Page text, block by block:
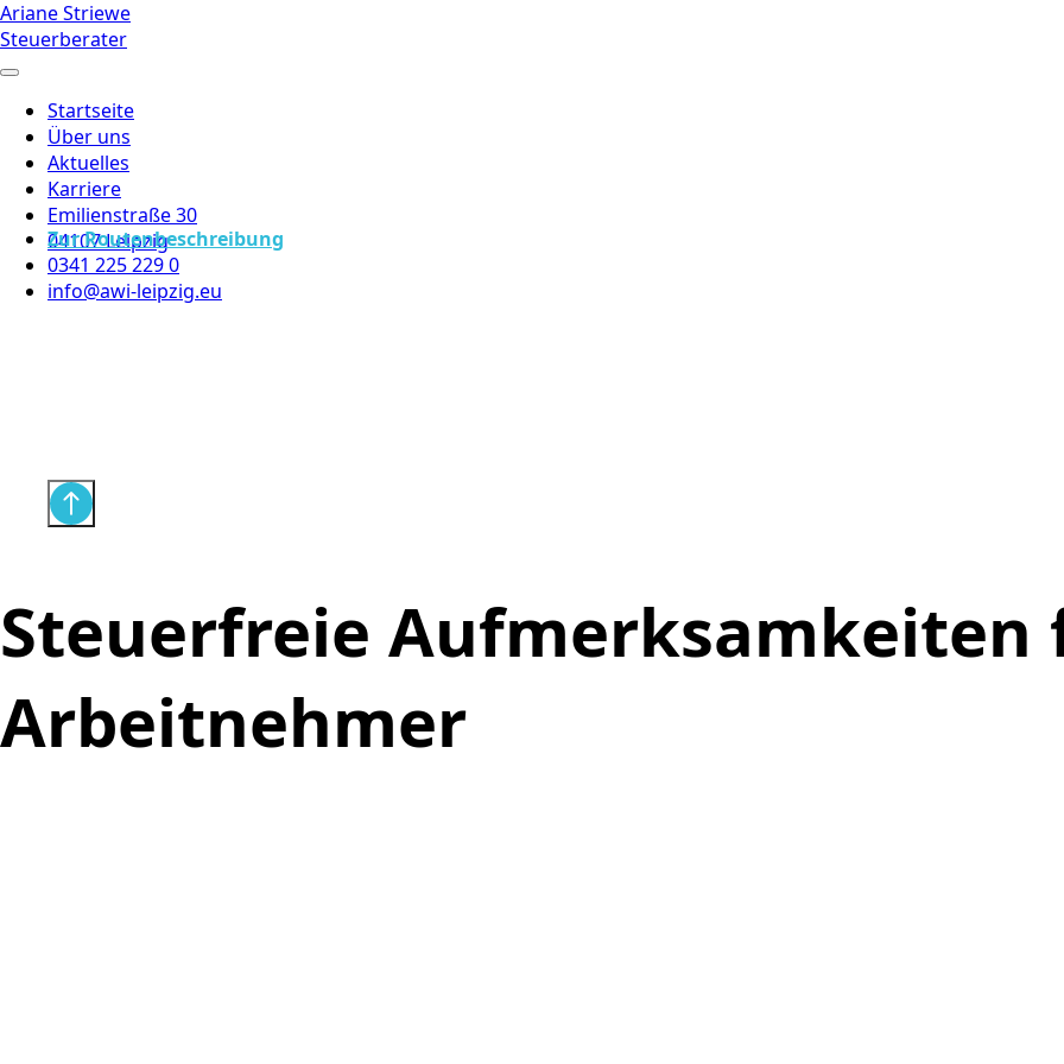
Ariane Striewe
Steuerberater
Startseite
Über uns
Aktuelles
Karriere
Emilienstraße 30
04107 Leipzig
Zur Routenbeschreibung
0341 225 229 0
info@awi-leipzig.eu
Steuerfreie Aufmerksamkeiten
Arbeitnehmer